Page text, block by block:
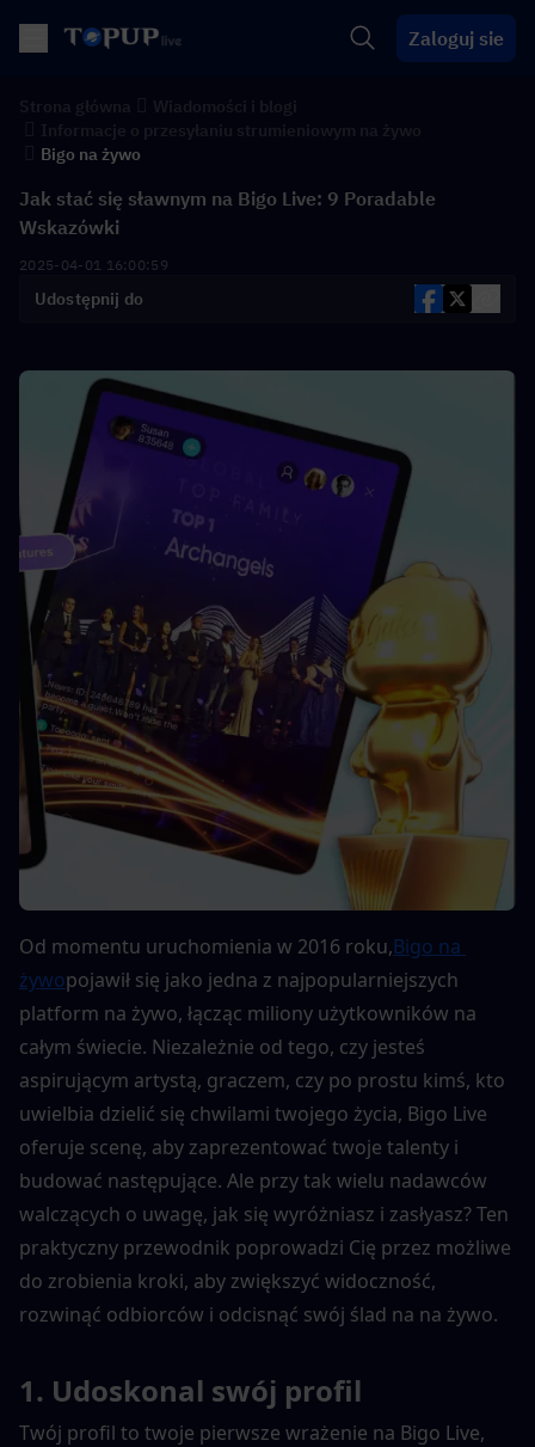
Zaloguj sie
Bigo na żywo
Jak stać się sławnym na Bigo Live: 9 Poradable
Wskazówki
2025-04-01 16:00:59
Udostępnij do
Od momentu uruchomienia w 2016 roku,Bigo na
żywopojawił się jako jedna z najpopularniejszych
platform na żywo, łącząc miliony użytkowników na
całym świecie. Niezależnie od tego, czy jesteś
aspirującym artystą, graczem, czy po prostu kimś, kto
uwielbia dzielić się chwilami twojego życia, Bigo Live
oferuje scenę, aby zaprezentować twoje talenty i
budować następujące. Ale przy tak wielu nadawców
walczących o uwagę, jak się wyróżniasz i zasłyasz? Ten
praktyczny przewodnik poprowadzi Cię przez możliwe
do zrobienia kroki, aby zwiększyć widoczność,
rozwinąć odbiorców i odcisnąć swój ślad na na żywo.
1. Udoskonal swój profil
Twój profil to twoje pierwsze wrażenie na Bigo Live,